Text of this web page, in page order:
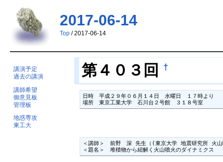
2017-06-14
Top/ 2017-06-14
講演予定
過去の講演
講師希望
御意見板
管理板
地惑専攻
東工大
第４０３回 †
日時　平成２９年０６月１４日　水曜日　１７時より
場所　東京工業大学　石川台２号館　３１８号室
＜講師＞　前野　深 先生（(東京大学 地震研究所 火
＜題名＞　堆積物から紐解く火山噴火のダイナミクス